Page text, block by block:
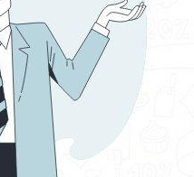
Договорная
До